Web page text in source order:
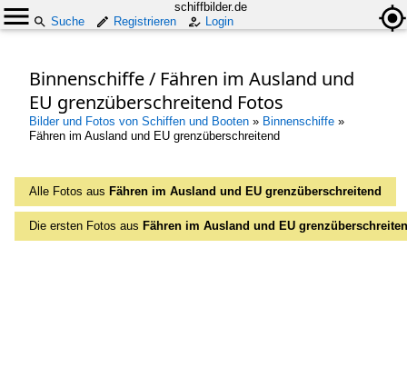
schiffbilder.de
Suche
Registrieren Login
Binnenschiffe / Fähren im Ausland und
EU grenzüberschreitend Fotos
Bilder und Fotos von Schiffen und Booten » Binnenschiffe »
Fähren im Ausland und EU grenzüberschreitend
Alle Fotos aus Fähren im Ausland und EU grenzüberschreitend
Die ersten Fotos aus Fähren im Ausland und EU